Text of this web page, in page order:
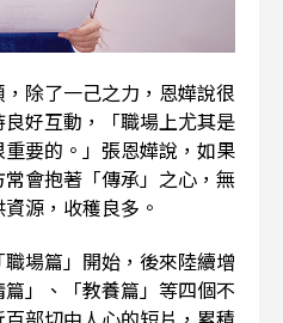
除了一己之力，恩嬅說很
好互動，「職場上尤其是
要的。」張恩嬅說，如果
會抱著「傳承」之心，無
源，收穫良多。
場篇」開始，後來陸續增
」、「教養篇」等四個不